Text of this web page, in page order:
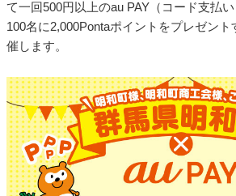
て一回500円以上のau PAY（コード支払
100名に2,000Pontaポイントをプレゼン
催します。